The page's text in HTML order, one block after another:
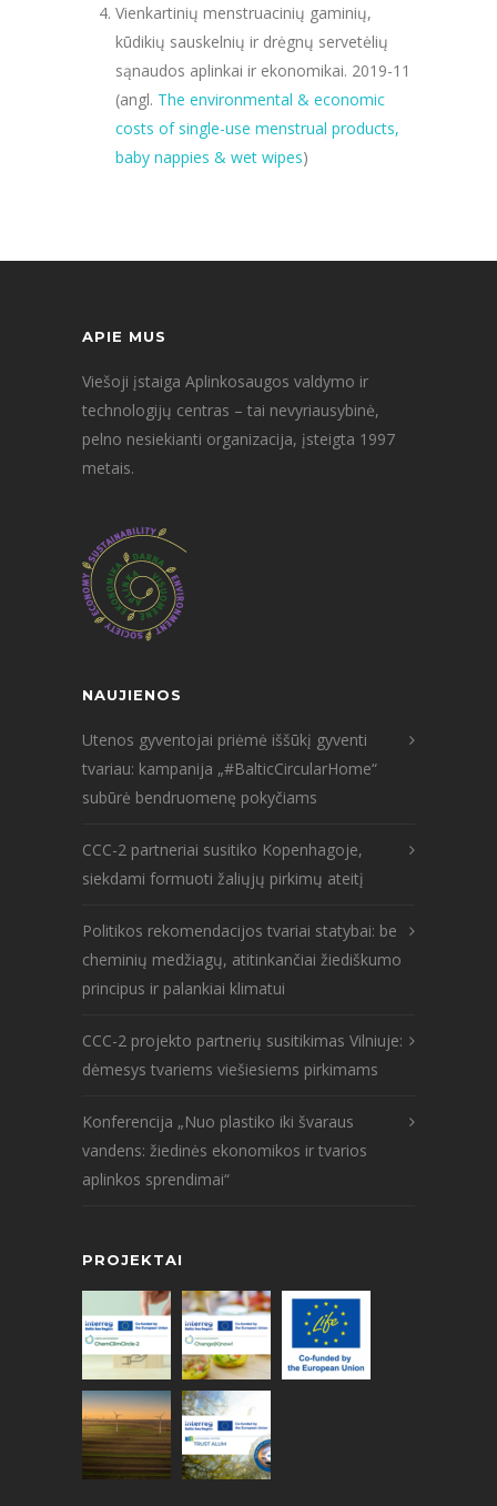
Vienkartinių menstruacinių gaminių,
kūdikių sauskelnių ir drėgnų servetėlių
sąnaudos aplinkai ir ekonomikai. 2019-11
(angl. The environmental & economic
costs of single-use menstrual products,
baby nappies & wet wipes)
APIE MUS
Viešoji įstaiga Aplinkosaugos valdymo ir
technologijų centras – tai nevyriausybinė,
pelno nesiekianti organizacija, įsteigta 1997
metais.
NAUJIENOS
Utenos gyventojai priėmė iššūkį gyventi
tvariau: kampanija „#BalticCircularHome“
subūrė bendruomenę pokyčiams
CCC-2 partneriai susitiko Kopenhagoje,
siekdami formuoti žaliųjų pirkimų ateitį
Politikos rekomendacijos tvariai statybai: be
cheminių medžiagų, atitinkančiai žiediškumo
principus ir palankiai klimatui
CCC-2 projekto partnerių susitikimas Vilniuje:
dėmesys tvariems viešiesiems pirkimams
Konferencija „Nuo plastiko iki švaraus
vandens: žiedinės ekonomikos ir tvarios
aplinkos sprendimai“
PROJEKTAI